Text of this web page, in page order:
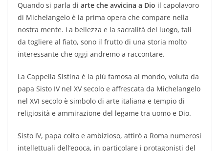
Quando si parla di arte che avvicina a Dio il capolavoro
di Michelangelo è la prima opera che compare nella
nostra mente. La bellezza e la sacralità del luogo, tali
da togliere al fiato, sono il frutto di una storia molto
interessante che oggi andremo a raccontare.
La Cappella Sistina è la più famosa al mondo, voluta da
papa Sisto IV nel XV secolo e affrescata da Michelangelo
nel XVI secolo è simbolo di arte italiana e tempio di
religiosità e ammirazione del legame tra uomo e Dio.
Sisto IV, papa colto e ambizioso, attirò a Roma numerosi
intellettuali dell’epoca, in particolare i protagonisti del